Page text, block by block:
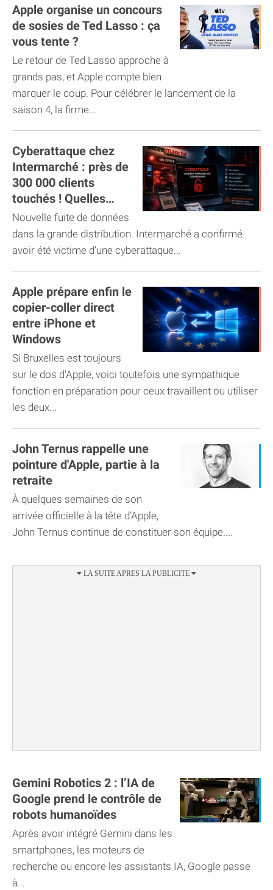
Apple organise un concours
de sosies de Ted Lasso : ça
vous tente ?
Le retour de Ted Lasso approche à
grands pas, et Apple compte bien
marquer le coup. Pour célébrer le lancement de la
saison 4, la firme...
Cyberattaque chez
Intermarché : près de
300 000 clients
touchés ! Quelles
données concernées ?
Nouvelle fuite de données
dans la grande distribution. Intermarché a confirmé
avoir été victime d’une cyberattaque...
Apple prépare enfin le
copier-coller direct
entre iPhone et
Windows
Si Bruxelles est toujours
sur le dos d'Apple, voici toutefois une sympathique
fonction en préparation pour ceux travaillent ou utiliser
les deux...
John Ternus rappelle une
pointure d'Apple, partie à la
retraite
À quelques semaines de son
arrivée officielle à la tête d’Apple,
John Ternus continue de constituer son équipe....
Gemini Robotics 2 : l’IA de
Google prend le contrôle de
robots humanoïdes
Après avoir intégré Gemini dans les
smartphones, les moteurs de
recherche ou encore les assistants IA, Google passe
à...